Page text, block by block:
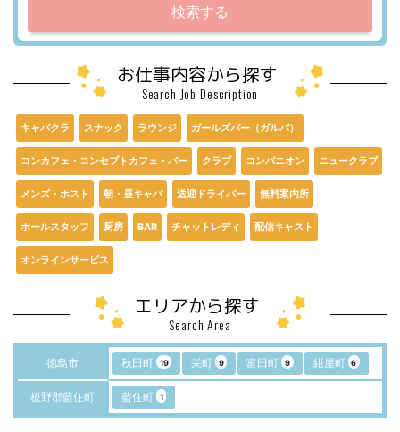
検索する
お仕事内容から探す
Search Job Description
キャバクラ スナック ラウンジ ガールズバー（ガルバ）
コンカフェ・コンセプトカフェ・バー クラブ コンパニオン ニュークラブ
メンズ・ホスト 朝・昼キャバ 送迎ドライバー 無料案内所
ホールスタッフ 厨房 BAR チャットレディ 配信キャスト
オンラインサービス
エリアから探す
Search Area
徳島市 秋田町 19 栄町 9 富田町 9 紺屋町 6
板野郡藍住町 藍住町 1